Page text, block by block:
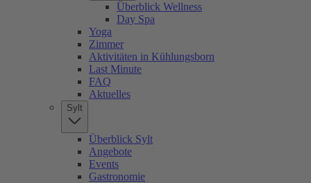
Überblick Wellness
Day Spa
Yoga
Zimmer
Aktivitäten in Kühlungsborn
Last Minute
FAQ
Aktuelles
Sylt
Überblick Sylt
Angebote
Events
Gastronomie